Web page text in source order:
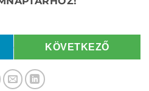
KÖVETKEZŐ